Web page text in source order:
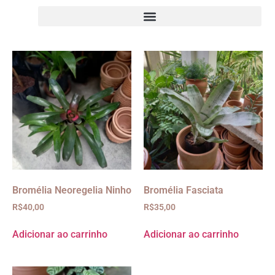
Bromélia Neoregelia Ninho
R$40,00
Adicionar ao carrinho
Bromélia Fasciata
R$35,00
Adicionar ao carrinho